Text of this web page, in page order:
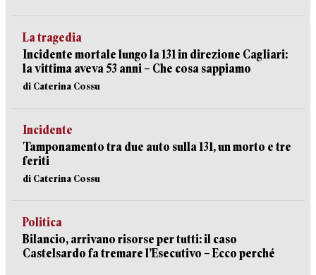
La tragedia
Incidente mortale lungo la 131 in direzione Cagliari:
la vittima aveva 53 anni – Che cosa sappiamo
di Caterina Cossu
Incidente
Tamponamento tra due auto sulla 131, un morto e tre
feriti
di Caterina Cossu
Politica
Bilancio, arrivano risorse per tutti: il caso
Castelsardo fa tremare l’Esecutivo – Ecco perché